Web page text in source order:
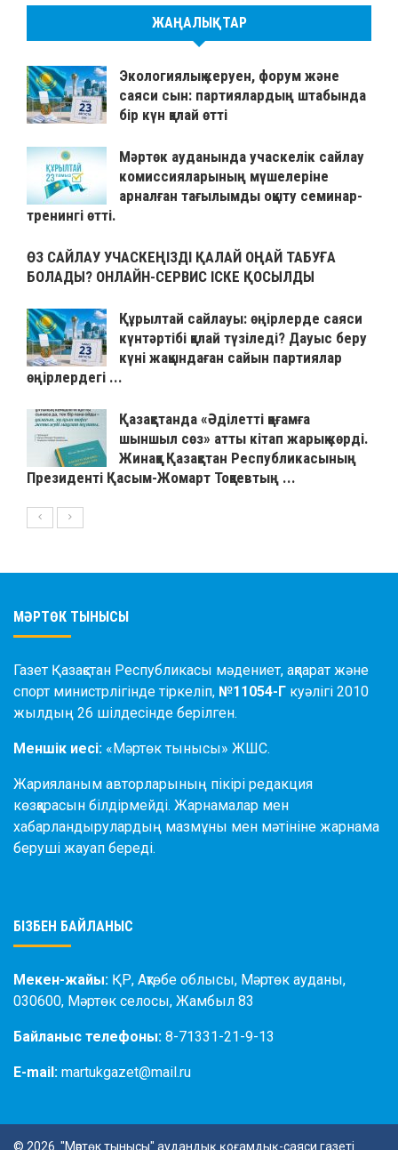
ЖАҢАЛЫҚТАР
Экологиялық керуен, форум және
саяси сын: партиялардың штабында
бір күн қалай өтті
Мәртөк ауданында учаскелік сайлау
комиссияларының мүшелеріне
арналған тағылымды оқыту семинар-
тренингі өтті.
ӨЗ САЙЛАУ УЧАСКЕҢІЗДІ ҚАЛАЙ ОҢАЙ ТАБУҒА
БОЛАДЫ? ОНЛАЙН-СЕРВИС ІСКЕ ҚОСЫЛДЫ
Құрылтай сайлауы: өңірлерде саяси
күнтәртібі қалай түзіледі? Дауыс беру
күні жақындаған сайын партиялар
өңірлердегі ...
Қазақстанда «Әділетті қоғамға
шыншыл сөз» атты кітап жарық көрді.
Жинаққа Қазақстан Республикасының
Президенті Қасым-Жомарт Тоқаевтың ...
МӘРТӨК ТЫНЫСЫ
Газет Қазақстан Республикасы мәдениет, ақпарат және
спорт министрлігінде тіркеліп, №11054-Г куәлігі 2010
жылдың 26 шілдесінде берілген.
Меншік иесі: «Мәртөк тынысы» ЖШС.
Жарияланым авторларының пікірі редакция
көзқарасын білдірмейді. Жарнамалар мен
хабарландырулардың мазмұны мен мәтініне жарнама
беруші жауап береді.
БІЗБЕН БАЙЛАНЫС
Мекен-жайы: ҚР, Ақтөбе облысы, Мәртөк ауданы,
030600, Мәртөк селосы, Жамбыл 83
Байланыс телефоны: 8-71331-21-9-13
E-mail: martukgazet@mail.ru
© 2026. "Мәртөк тынысы" аудандық қоғамдық-саяси газеті